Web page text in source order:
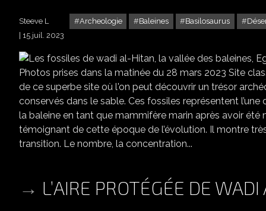
Archeologie Baleines Basilosaurus
Steeve L
15 juil. 2023
Photos prises dans la matinée du 28 mars 2023 Site
de ce superbe site où l'on peut découvrir un trésor
conservés dans le sable. Ces fossiles représentent
la baleine en tant que mammifère marin après avoir été
témoignant de cette époque de l’évolution. Il montre
transition. Le nombre, la concentration...
L’AIRE PROTÉGÉE DE